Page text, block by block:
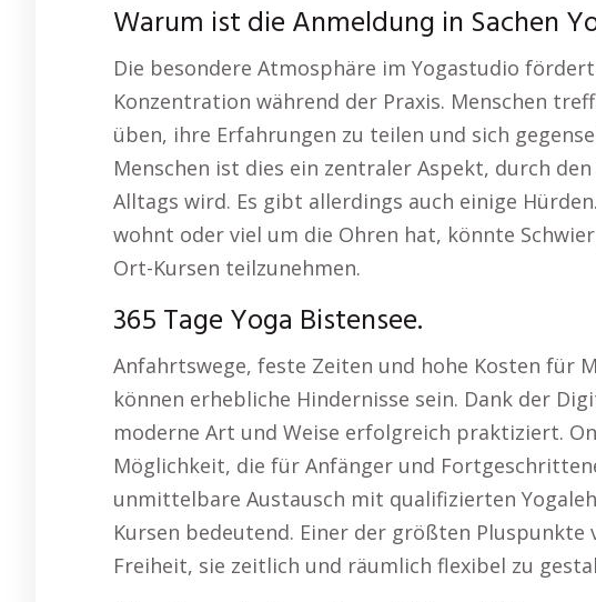
Warum ist die Anmeldung in Sachen
Die besondere Atmosphäre im Yogastudio
Konzentration während der Praxis. Menschen
üben, ihre Erfahrungen zu teilen und sich
Menschen ist dies ein zentraler Aspekt, durch
Alltags wird. Es gibt allerdings auch einige
wohnt oder viel um die Ohren hat, könnte
Ort-Kursen teilzunehmen.
365 Tage Yoga Bistensee.
Anfahrtswege, feste Zeiten und hohe Kosten für
können erhebliche Hindernisse sein. Dank der
moderne Art und Weise erfolgreich praktiziert.
Möglichkeit, die für Anfänger und
unmittelbare Austausch mit qualifizierten
Kursen bedeutend. Einer der größten
Freiheit, sie zeitlich und räumlich flexibel zu